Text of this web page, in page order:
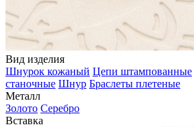
Вид изделия
Шнурок кожаный Цепи штампованные
станочные Шнур Браслеты плетеные
Металл
Золото Серебро
Вставка